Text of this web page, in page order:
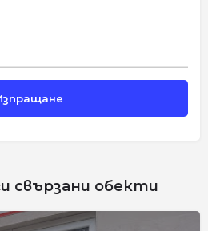
свързани обекти